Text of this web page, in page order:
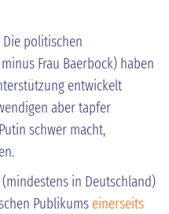
politischen
Frau Baerbock) haben
entwickelt
aber tapfer
schwer macht,
in Deutschland)
Publikums einerseits